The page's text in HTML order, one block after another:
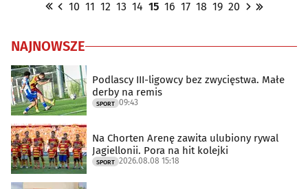
10 11 12 13 14 15 16 17 18 19 20
NAJNOWSZE
Podlascy III-ligowcy bez zwycięstwa. Małe
derby na remis
SPORT 09:43
Na Chorten Arenę zawita ulubiony rywal
Jagiellonii. Pora na hit kolejki
SPORT 2026.08.08 15:18